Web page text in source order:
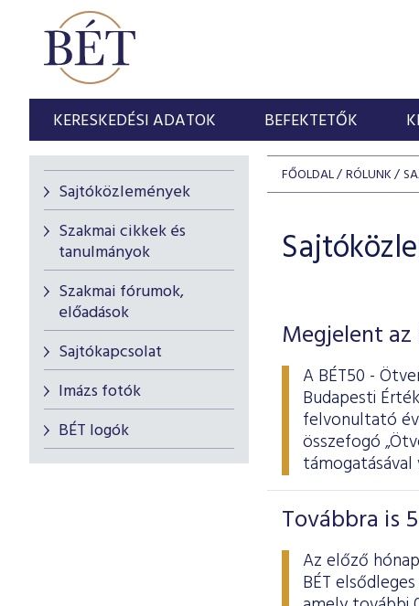
KERESKEDÉSI ADATOK BEFEKTETŐK
Sajtóközlemények
Szakmai cikkek és
tanulmányok
Szakmai fórumok,
előadások
Sajtókapcsolat
Imázs fotók
BÉT logók
FŐOLDAL RÓLUNK
Megjelent
A BÉT50 -
Budapesti
felvonultató
összefogó
Továbbra is
Az előző
BÉT